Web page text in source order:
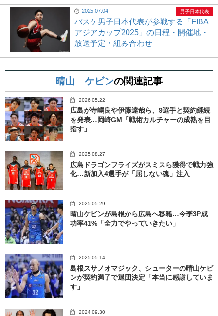
2025.07.04
バスケ男子日本代表が参戦する「FIBA
アジアカップ2025」の日程・開催地・
放送予定・組み合わせ
男子日本代表
晴山 ケビンの関連記事
2026.05.22
広島が寺嶋良や伊藤達哉ら、9選手と契約継続
を発表…岡崎GM「戦術カルチャーの成熟を目
指す」
2025.08.27
広島ドラゴンフライズがスミスら獲得で戦力強
化…新加入4選手が「屈しない魂」注入
2025.05.29
晴山ケビンが島根から広島へ移籍…今季3P成
功率41%「全力でやっていきたい」
2025.05.14
島根スサノオマジック、シューターの晴山ケビ
ンが契約満了で退団決定「本当に感謝していま
す」
2024.09.30